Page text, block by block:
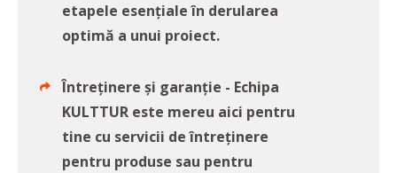
etapele esențiale în derularea
optimă a unui proiect.
Întreținere și garanție - Echipa
KULTTUR este mereu aici pentru
tine cu servicii de întreținere
pentru produse sau pentru